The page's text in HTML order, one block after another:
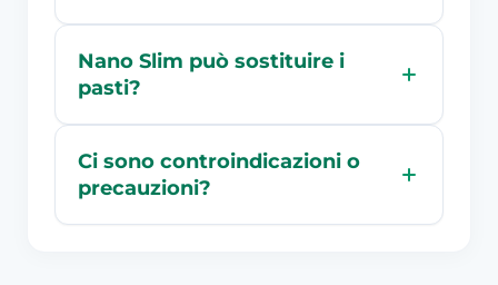
Nano Slim può sostituire i
pasti?
Ci sono controindicazioni o
precauzioni?